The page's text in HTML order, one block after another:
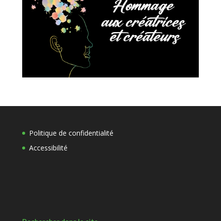
Politique de confidentialité
Accessibilité